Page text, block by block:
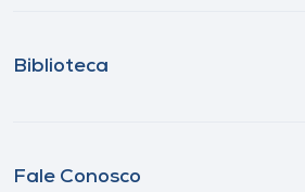
Biblioteca
Fale Conosco